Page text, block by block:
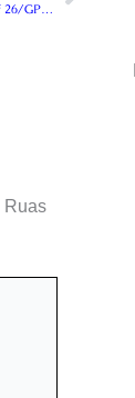
Pangdam Kasuari Sebut Brigif 26/GP dan Yonif 763/SBA Satuan yang Luar Biasa
Ruas